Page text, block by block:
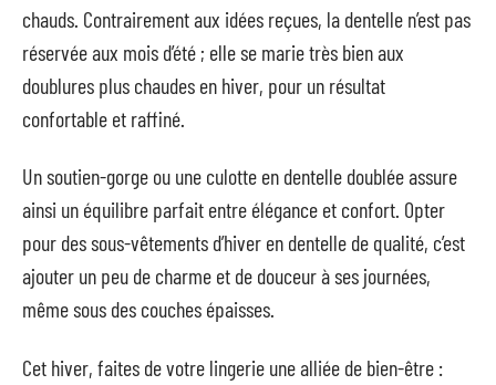
chauds. Contrairement aux idées reçues, la dentelle n’est pas
réservée aux mois d’été ; elle se marie très bien aux
doublures plus chaudes en hiver, pour un résultat
confortable et raffiné.
Un soutien-gorge ou une culotte en dentelle doublée assure
ainsi un équilibre parfait entre élégance et confort. Opter
pour des sous-vêtements d’hiver en dentelle de qualité, c’est
ajouter un peu de charme et de douceur à ses journées,
même sous des couches épaisses.
Cet hiver, faites de votre lingerie une alliée de bien-être :